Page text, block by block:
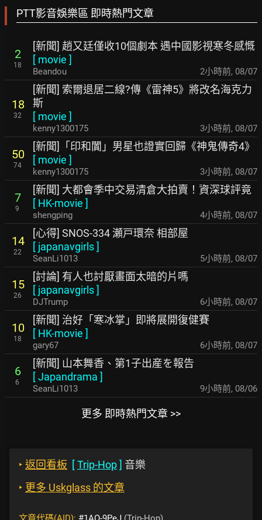
PTT影音娛樂區 即時熱門文章
2
18
[新聞] 趙又廷僅收10個劇本 遇中國影視寒冬感慨
[ movie ]
Beandou 2小時前, 08/07
18
32
[新聞] 索爾退居二線?傳《雷神5》將改名海克力
斯
[ movie ]
kenny1300175 3小時前, 08/07
50
74
[新聞]「印和闐」男星也證實回歸《神鬼傳奇4》
[ movie ]
kenny1300175 3小時前, 08/07
7
9
[新聞] 大都會季中交易清倉大拍賣！資深球評竟
[ HK-movie ]
shengping 4小時前, 08/07
14
22
[心得] SNOS-334 瀬戸環奈 相部屋
[ japanavgirls]
SeanLi1013 5小時前, 08/07
15
26
[討論] 有人也討厭畫面太暗的片嗎
[ japanavgirls]
DJTrump 6小時前, 08/07
10
18
[新聞] 治好「寒冰掌」即將展開復健賽
[ HK-movie ]
gary67 6小時前, 08/07
6
6
[新聞] 山本舞香、第1子出産を報告
[Japandrama ]
SeanLi1013 9小時前, 08/06
更多 即時熱門文章 >>
‣ 返回看板 [Trip-Hop] 音樂
‣ 更多 Uskglass 的文章